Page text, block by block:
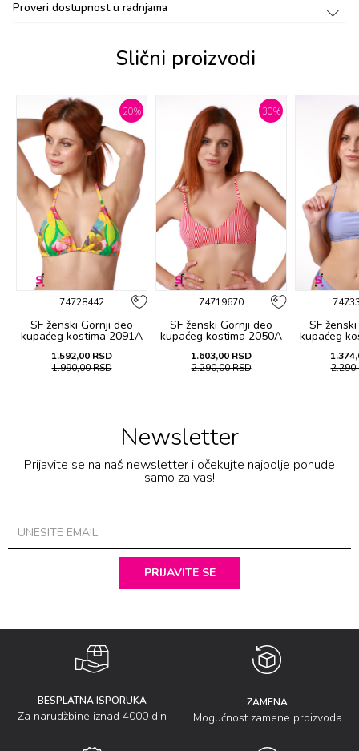
Proveri dostupnost u radnjama
Slični proizvodi
20%
74728442
SF ženski Gornji deo
kupaćeg kostima 2091A
1.592,00 RSD
1.990,00RSD
30%
74719670
SF ženski Gornji deo
kupaćeg kostima 2050A
1.603,00 RSD
2.290,00RSD
SF
kupaćeg
Newsletter
Prijavite se na naš newsletter i očekujte najbolje ponude
samo za vas!
PRIJAVITE SE
BESPLATNA ISPORUKA
Za narudžbine iznad 4000 din
ZAMENA
Mogućnost zamene proizvoda